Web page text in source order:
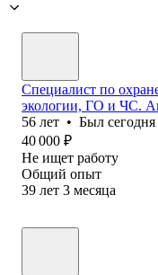
Специалист по
экологии, ГО и ЧС.
56 лет • Был сегодня
40 000 ₽
Не ищет работу
Общий опыт
39 лет 3 месяца